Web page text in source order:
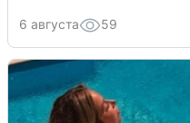
6 августа 59